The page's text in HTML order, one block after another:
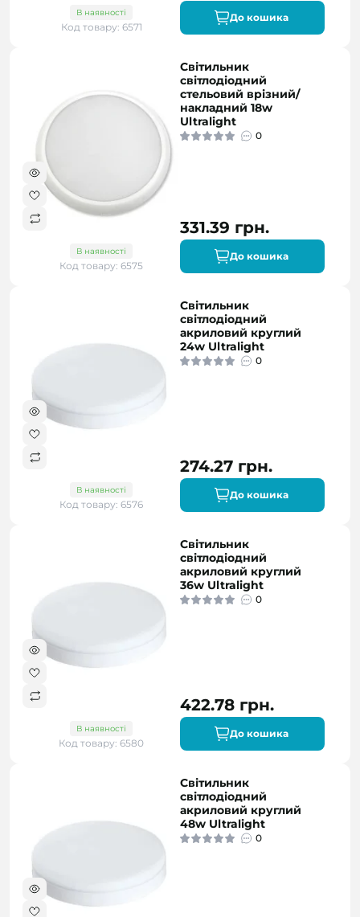
В наявності
Код товару: 6571
До кошика
В наявності
Код товару: 6575
Світильник
світлодіодний
стельовий врізний/
накладний 18w
Ultralight
0
331.39 грн.
До кошика
В наявності
Код товару: 6576
Світильник
світлодіодний
акриловий круглий
24w Ultralight
0
274.27 грн.
До кошика
В наявності
Код товару: 6580
Світильник
світлодіодний
акриловий круглий
36w Ultralight
0
422.78 грн.
До кошика
Світильник
світлодіодний
акриловий круглий
48w Ultralight
0